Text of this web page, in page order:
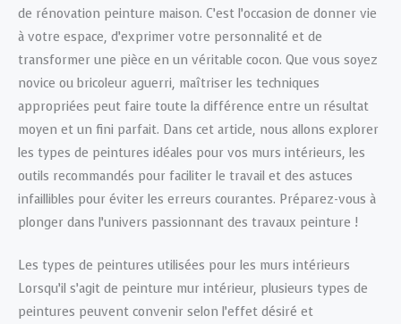
de rénovation peinture maison. C’est l’occasion de donner vie
à votre espace, d’exprimer votre personnalité et de
transformer une pièce en un véritable cocon. Que vous soyez
novice ou bricoleur aguerri, maîtriser les techniques
appropriées peut faire toute la différence entre un résultat
moyen et un fini parfait. Dans cet article, nous allons explorer
les types de peintures idéales pour vos murs intérieurs, les
outils recommandés pour faciliter le travail et des astuces
infaillibles pour éviter les erreurs courantes. Préparez-vous à
plonger dans l’univers passionnant des travaux peinture !
Les types de peintures utilisées pour les murs intérieurs
Lorsqu’il s’agit de peinture mur intérieur, plusieurs types de
peintures peuvent convenir selon l’effet désiré et